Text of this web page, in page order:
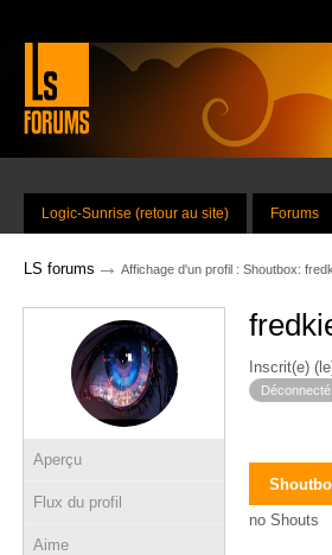
Logic-Sunrise (retour au site) Forums
LS forums → Affichage d'un profil : Shoutbox:
Aperçu
Flux du profil
Aime
Inscrit(e)
Déconnecté
no Shouts